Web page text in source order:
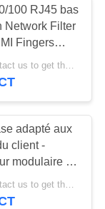
127
100 RJ45 bas
Network Filter
Fingers
adapté aux
client -
modulaire de
Tab Down
1 x 1
Please contact us to get the latest price. MOQ:1 morceau